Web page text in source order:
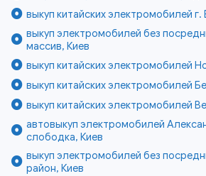
выкуп китайских электромобилей г.
выкуп электромобилей без
массив, Киев
выкуп китайских электромобилей
выкуп китайских электромобилей
выкуп китайских электромобилей
автовыкуп электромобилей
слободка, Киев
выкуп электромобилей без
район, Киев